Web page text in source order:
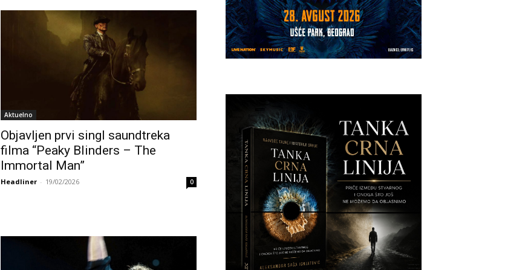
Aktuelno
Objavljen prvi singl saundtreka
filma “Peaky Blinders – The
Immortal Man”
Headliner - 19/02/2026 0